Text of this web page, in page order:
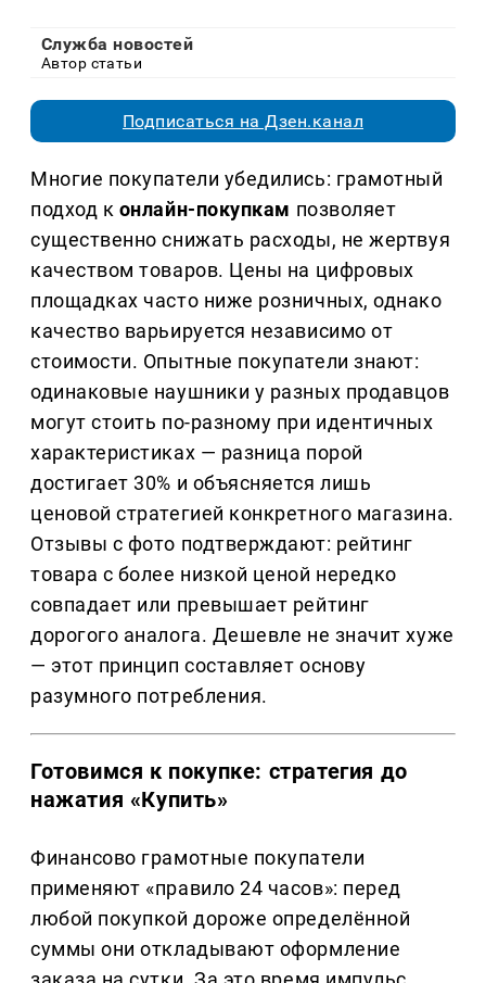
Служба новостей
Автор статьи
Подписаться на Дзен.канал
Многие покупатели убедились: грамотный
подход к онлайн-покупкам позволяет
существенно снижать расходы, не жертвуя
качеством товаров. Цены на цифровых
площадках часто ниже розничных, однако
качество варьируется независимо от
стоимости. Опытные покупатели знают:
одинаковые наушники у разных продавцов
могут стоить по-разному при идентичных
характеристиках — разница порой
достигает 30% и объясняется лишь
ценовой стратегией конкретного магазина.
Отзывы с фото подтверждают: рейтинг
товара с более низкой ценой нередко
совпадает или превышает рейтинг
дорогого аналога. Дешевле не значит хуже
— этот принцип составляет основу
разумного потребления.
Готовимся к покупке: стратегия до
нажатия «Купить»
Финансово грамотные покупатели
применяют «правило 24 часов»: перед
любой покупкой дороже определённой
суммы они откладывают оформление